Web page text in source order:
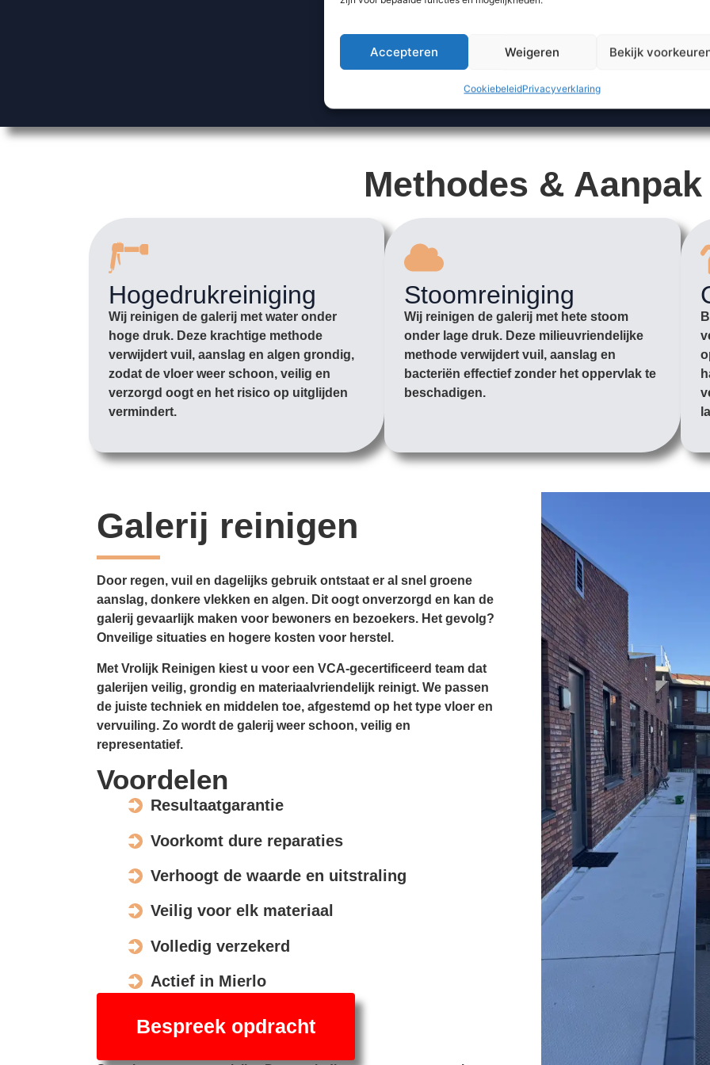
Accepteren Weigeren Bekijk
CookiebeleidPrivacyverklaring
Methodes & Aanpak
Hogedrukreiniging
Wij reinigen de galerij met water onder
hoge druk. Deze krachtige methode
verwijdert vuil, aanslag en algen grondig,
zodat de vloer weer schoon, veilig en
verzorgd oogt en het risico op uitglijden
vermindert.
Stoomreiniging
Wij reinigen de galerij met hete stoom
onder lage druk. Deze milieuvriendelijke
methode verwijdert vuil, aanslag en
bacteriën effectief zonder het oppervlak te
beschadigen.
Galerij reinigen
Door regen, vuil en dagelijks gebruik ontstaat er al snel groene
aanslag, donkere vlekken en algen. Dit oogt onverzorgd en kan de
galerij gevaarlijk maken voor bewoners en bezoekers. Het gevolg?
Onveilige situaties en hogere kosten voor herstel.
Met Vrolijk Reinigen kiest u voor een VCA-gecertificeerd team dat
galerijen veilig, grondig en materiaalvriendelijk reinigt. We passen
de juiste techniek en middelen toe, afgestemd op het type vloer en
vervuiling. Zo wordt de galerij weer schoon, veilig en
representatief.
Voordelen
Resultaatgarantie
Voorkomt dure reparaties
Verhoogt de waarde en uitstraling
Veilig voor elk materiaal
Volledig verzekerd
Actief in Mierlo
Bespreek opdracht